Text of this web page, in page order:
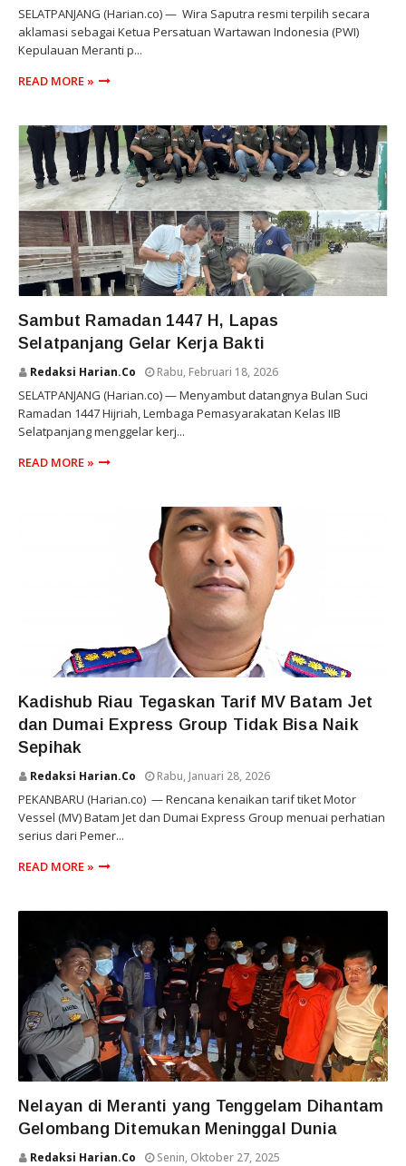
SELATPANJANG (Harian.co) — Wira Saputra resmi terpilih secara
aklamasi sebagai Ketua Persatuan Wartawan Indonesia (PWI)
Kepulauan Meranti p...
READ MORE »
Sambut Ramadan 1447 H, Lapas
Selatpanjang Gelar Kerja Bakti
Redaksi Harian.co Rabu, Februari 18, 2026
SELATPANJANG (Harian.co) — Menyambut datangnya Bulan Suci
Ramadan 1447 Hijriah, Lembaga Pemasyarakatan Kelas IIB
Selatpanjang menggelar kerj...
READ MORE »
Kadishub Riau Tegaskan Tarif MV Batam Jet
dan Dumai Express Group Tidak Bisa Naik
Sepihak
Redaksi Harian.co Rabu, Januari 28, 2026
PEKANBARU (Harian.co) — Rencana kenaikan tarif tiket Motor
Vessel (MV) Batam Jet dan Dumai Express Group menuai perhatian
serius dari Pemer...
READ MORE »
Nelayan di Meranti yang Tenggelam Dihantam
Gelombang Ditemukan Meninggal Dunia
Redaksi Harian.co Senin, Oktober 27, 2025